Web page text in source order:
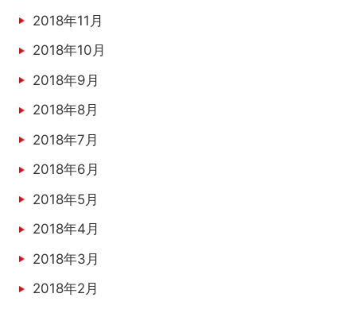
2018年11月
2018年10月
2018年9月
2018年8月
2018年7月
2018年6月
2018年5月
2018年4月
2018年3月
2018年2月